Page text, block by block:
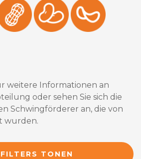
weitere Informationen an
oder sehen Sie sich die
Schwingförderer an, die von
wurden.
FILTERS TONEN